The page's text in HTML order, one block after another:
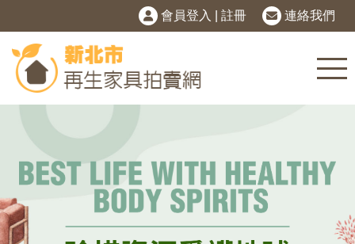
會員登入 註冊 連絡我們